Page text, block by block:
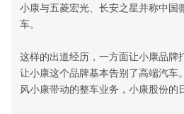
小康与五菱宏光、长安之星并称中国
车。
这样的出道经历，一方面让小康品牌
让小康这个品牌基本告别了高端汽车
风小康带动的整车业务，小康股份的